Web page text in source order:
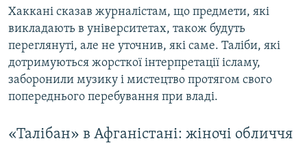
Хаккані сказав журналістам, що предмети, які
викладають в університетах, також будуть
переглянуті, але не уточнив, які саме. Таліби, які
дотримуються жорсткої інтерпретації ісламу,
заборонили музику і мистецтво протягом свого
попереднього перебування при владі.
«Талібан» в Афганістані: жіночі обличчя